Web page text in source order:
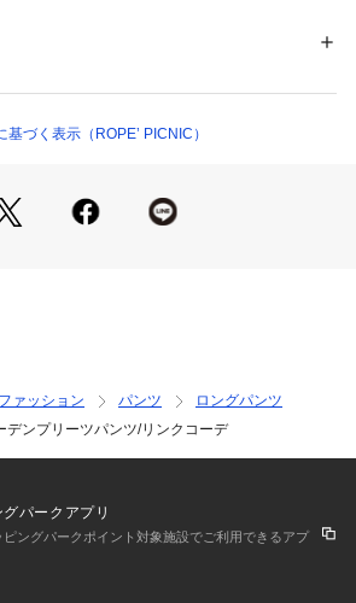
の2色展開。
ト】
のモニター環境によって色の見え方が違
、タンブル乾燥不可、自然乾燥、アイロン仕上げ
トクリーニング可
（モール）
づく表示（ROPE’ PICNIC）
ファッション パンツ
ロングパンツ
デンプリーツパンツ/リンクコーデ
パークアプリ
ングパークポイント対象施設でご利用できるアプ